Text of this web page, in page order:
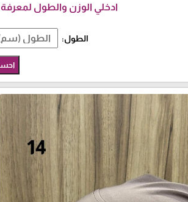
ادخلي الوزن والطول
الطول: